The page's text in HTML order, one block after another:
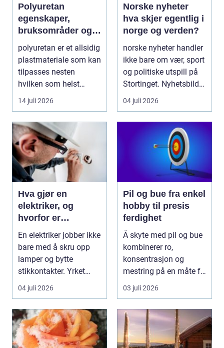
Polyuretan
egenskaper,
bruksområder og
fordeler i
industrien
polyuretan er et allsidig
plastmateriale som kan
tilpasses nesten
hvilken som helst
oppgave. Fra myk...
14 juli 2026
Norske nyheter
hva skjer egentlig i
norge og verden?
norske nyheter handler
ikke bare om vær, sport
og politiske utspill på
Stortinget. Nyhetsbildet
form...
04 juli 2026
Hva gjør en
elektriker, og
hvorfor er
fagkunnskap så
viktig?
En elektriker jobber ikke
bare med å skru opp
lamper og bytte
stikkontakter. Yrket
handler om sikker...
04 juli 2026
Pil og bue fra enkel
hobby til presis
ferdighet
Å skyte med pil og bue
kombinerer ro,
konsentrasjon og
mestring på en måte få
andre aktiviteter gjør...
03 juli 2026